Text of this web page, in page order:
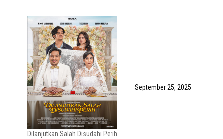
Dilanjutkan Salah Disudahi Perih
September 25, 2025